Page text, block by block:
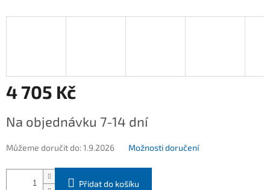
4 705 Kč
cena:
Na objednávku 7-14 dní
Můžeme doručit do:1.9.2026 Možnosti doručení
Přidat do košíku